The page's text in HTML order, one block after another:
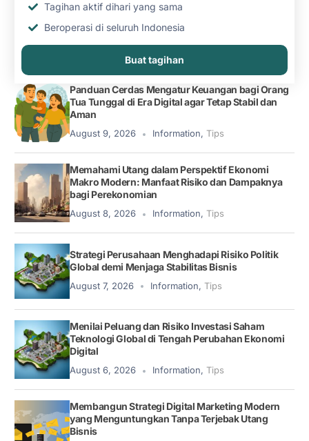
Tagihan aktif dihari yang sama
Beroperasi di seluruh Indonesia
Buat tagihan
Panduan Cerdas Mengatur Keuangan bagi Orang
Tua Tunggal di Era Digital agar Tetap Stabil dan
Aman
August 9, 2026 Information, Tips
Memahami Utang dalam Perspektif Ekonomi
Makro Modern: Manfaat Risiko dan Dampaknya
bagi Perekonomian
August 8, 2026 Information, Tips
Strategi Perusahaan Menghadapi Risiko Politik
Global demi Menjaga Stabilitas Bisnis
August 7, 2026 Information, Tips
Menilai Peluang dan Risiko Investasi Saham
Teknologi Global di Tengah Perubahan Ekonomi
Digital
August 6, 2026 Information, Tips
Membangun Strategi Digital Marketing Modern
yang Menguntungkan Tanpa Terjebak Utang
Bisnis